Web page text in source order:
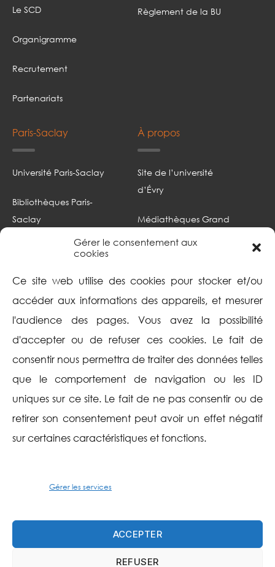
Gérer le consentement aux
cookies
Ce site web utilise des cookies pour stocker et/ou
accéder aux informations des appareils, et mesurer
l'audience des pages. Vous avez la possibilité
d'accepter ou de refuser ces cookies. Le fait de
consentir nous permettra de traiter des données telles
que le comportement de navigation ou les ID
uniques sur ce site. Le fait de ne pas consentir ou de
retirer son consentement peut avoir un effet négatif
sur certaines caractéristiques et fonctions.
Gérer les services
ACCEPTER
REFUSER
Le SCD
Organigramme
Recrutement
Partenariats
Règlement de la BU
Paris-Saclay
Université Paris-Saclay
Bibliothèques Paris-
Saclay
Portail documentaire
À propos
Site de l’université
d’Évry
Médiathèques Grand
Mentions légales
Politique de cookies
(UE)
Aide
Plan du site
Suivez-nous
Twitter
Flux RSS